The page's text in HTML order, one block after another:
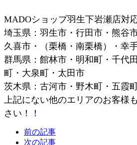
MADOショップ羽生下岩瀬店対
埼玉県：羽生市・行田市・熊谷
久喜市・（栗橋・南栗橋）・幸
群馬県：館林市・明和町・千代
町・大泉町・太田市
茨木県：古河市・野木町・五霞
上記にない他のエリアのお客様
さい！！
前の記事
次の記事